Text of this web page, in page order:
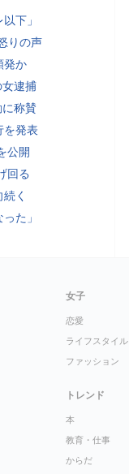
下」
りの声
発か
逮捕
称賛
を発表
公開
回る
く
た」
女子
恋愛
ライフスタイル
ファッション
トレンド
本
教育・仕事
からだ